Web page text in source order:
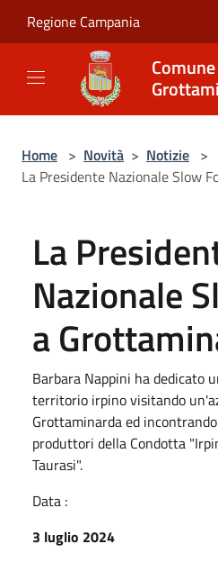
Regione Campania
Home > Novità > Notizie >
La Presidente Nazionale Slow
La
Nazionale
a
Barbara Nappini ha dedicato
territorio irpino visitando
Grottaminarda ed
produttori della Condotta
Taurasi".
Data :
3 luglio 2024